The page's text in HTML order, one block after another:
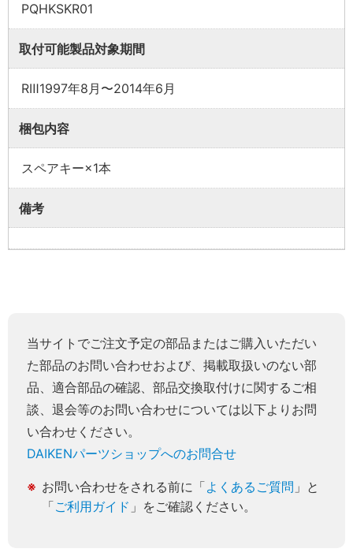
PQHKSKR01
取付可能製品対象期間
RⅢ1997年8月〜2014年6月
梱包内容
スペアキー×1本
備考
当サイトでご注文予定の部品またはご購入いただい
た部品のお問い合わせおよび、掲載取扱いのない部
品、適合部品の確認、部品交換取付けに関するご相
談、退会等のお問い合わせについては以下よりお問
い合わせください。
DAIKENパーツショップへのお問合せ
お問い合わせをされる前に「よくあるご質問 」と
「ご利用ガイド 」をご確認ください。
ない商品です。
同梱品が必要な場合は、「※業者様向け」と記載の
ない商品をご購入ください。